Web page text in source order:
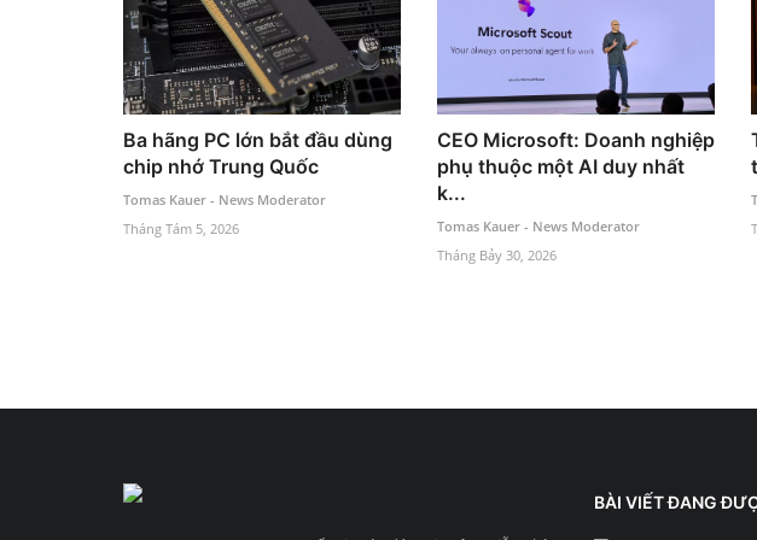
Ba hãng PC lớn bắt đầu dùng
chip nhớ Trung Quốc
Tomas Kauer - News Moderator
Tháng Tám 5, 2026
CEO Microsoft: Doanh nghiệp
phụ thuộc một AI duy nhất
k...
Tomas Kauer - News Moderator
Tháng Bảy 30, 2026
BÀI VIẾT ĐANG